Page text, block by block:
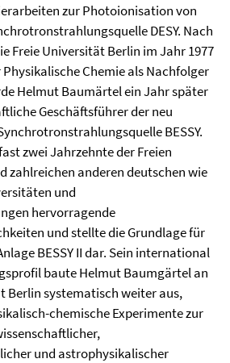
zur Photoionisation von
DESY. Nach
Freie Universität Berlin im Jahr 1977
Chemie als Nachfolger
Helmut Baumärtel ein Jahr später
Geschäftsführer der neu
BESSY.
zwei Jahrzehnte der Freien
zahlreichen anderen deutschen wie
und
hervorragende
und stellte die Grundlage für
BESSY II dar. Sein international
baute Helmut Baumgärtel an
Berlin systematisch weiter aus,
chemische Experimente zur
und astrophysikalischer